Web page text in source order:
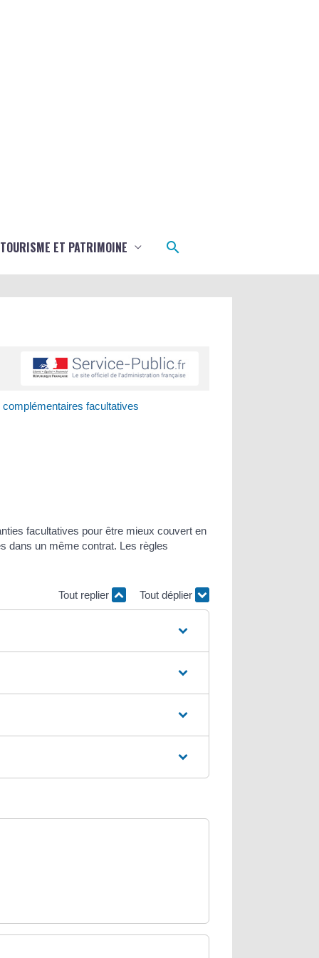
TOURISME ET PATRIMOINE Rechercher
facultatives
facultatives pour être mieux couvert en
dans un même contrat. Les règles
Tout replier Tout déplier